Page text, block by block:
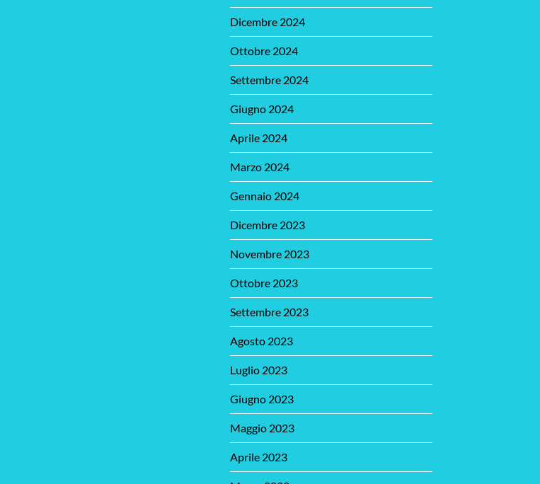
Dicembre 2024
Ottobre 2024
Settembre 2024
Giugno 2024
Aprile 2024
Marzo 2024
Gennaio 2024
Dicembre 2023
Novembre 2023
Ottobre 2023
Settembre 2023
Agosto 2023
Luglio 2023
Giugno 2023
Maggio 2023
Aprile 2023